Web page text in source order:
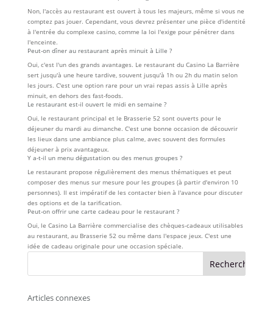
Non, l'accès au restaurant est ouvert à tous les majeurs, même si vous ne
comptez pas jouer. Cependant, vous devrez présenter une pièce d'identité
à l'entrée du complexe casino, comme la loi l'exige pour pénétrer dans
l'enceinte.
Peut-on dîner au restaurant après minuit à Lille ?
Oui, c'est l'un des grands avantages. Le restaurant du Casino La Barrière
sert jusqu'à une heure tardive, souvent jusqu'à 1h ou 2h du matin selon
les jours. C'est une option rare pour un vrai repas assis à Lille après
minuit, en dehors des fast-foods.
Le restaurant est-il ouvert le midi en semaine ?
Oui, le restaurant principal et le Brasserie 52 sont ouverts pour le
déjeuner du mardi au dimanche. C'est une bonne occasion de découvrir
les lieux dans une ambiance plus calme, avec souvent des formules
déjeuner à prix avantageux.
Y a-t-il un menu dégustation ou des menus groupes ?
Le restaurant propose régulièrement des menus thématiques et peut
composer des menus sur mesure pour les groupes (à partir d'environ 10
personnes). Il est impératif de les contacter bien à l'avance pour discuter
des options et de la tarification.
Peut-on offrir une carte cadeau pour le restaurant ?
Oui, le Casino La Barrière commercialise des chèques-cadeaux utilisables
au restaurant, au Brasserie 52 ou même dans l'espace jeux. C'est une
idée de cadeau originale pour une occasion spéciale.
Articles connexes